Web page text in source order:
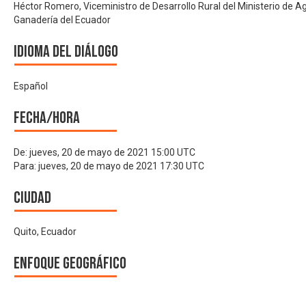
Héctor Romero, Viceministro de Desarrollo Rural del Ministerio de
Ganadería del Ecuador
Idioma del Diálogo
Español
Fecha/hora
De: jueves, 20 de mayo de 2021 15:00 UTC
Para: jueves, 20 de mayo de 2021 17:30 UTC
Ciudad
Quito, Ecuador
Enfoque geográfico